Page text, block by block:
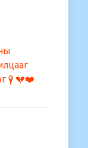
үү? 💔❤️